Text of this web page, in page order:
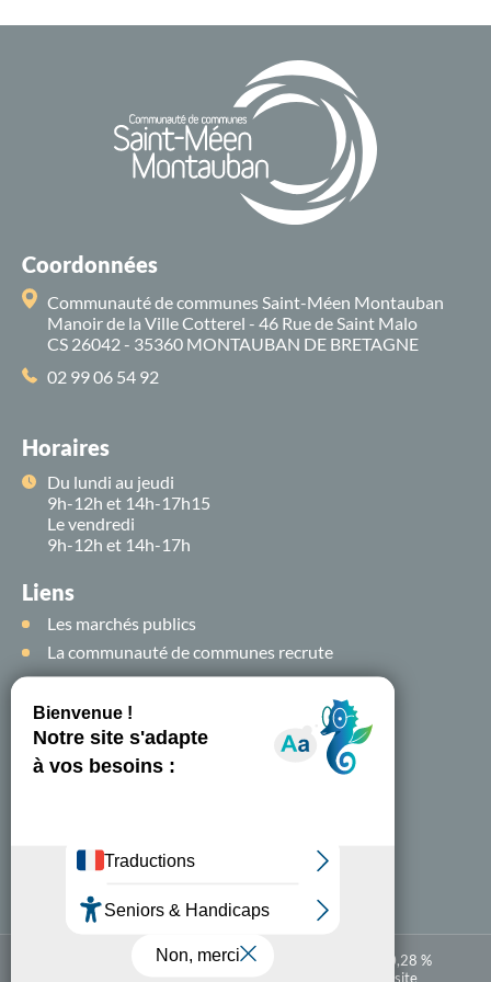
A+
Coordonnées
Communauté de communes Saint-Méen Montauban
Manoir de la Ville Cotterel - 46 Rue de Saint Malo
CS 26042 - 35360 MONTAUBAN DE BRETAGNE
02 99 06 54 92
Horaires
Du lundi au jeudi
9h-12h et 14h-17h15
Le vendredi
9h-12h et 14h-17h
Liens
Les marchés publics
La communauté de communes recrute
Suivez-nous sur
les
réseaux sociaux !
Nous contacter
Accessibilité numérique : partiellement conforme à 80,28 %
Plan du site